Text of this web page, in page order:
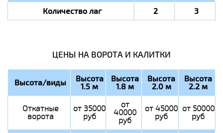
Количество лаг 2 3
ЦЕНЫ НА ВОРОТА И КАЛИТКИ
Высота/виды Высота
1.5 м
Высота
1.8 м
Высота
2.0 м
Высота
2.2 м
Откатные
ворота
от 35000
руб
от
40000
руб
от 45000
руб
от 50000
руб